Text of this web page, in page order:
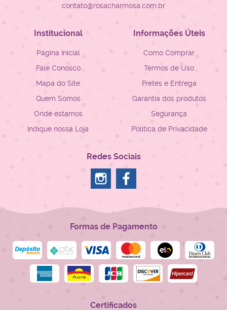
contato@rosacharmosa.com.br
Institucional
Página Inicial
Fale Conosco
Mapa do Site
Quem Somos
Onde estamos
Indique nossa Loja
Informações Úteis
Como Comprar
Termos de Uso
Fretes e Entrega
Garantia dos produtos
Segurança
Política de Privacidade
Redes Sociais
Formas de Pagamento
Certificados